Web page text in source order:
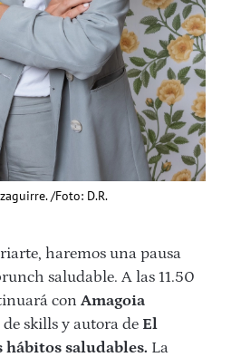
/Foto: D.R.
haremos una pausa
saludable. A las 11.50
con Amagoia
de skills y autora de El
hábitos saludables. La